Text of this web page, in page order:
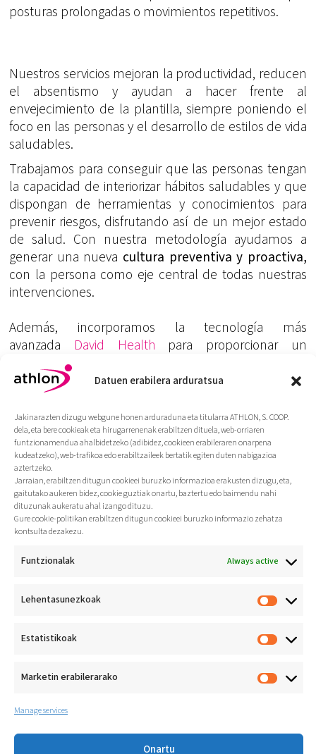
Datuen erabilera arduratsua
Jakinarazten dizugu webgune honen arduraduna eta titularra ATHLON, S. COOP.
dela, eta bere cookieak eta hirugarrenenak erabiltzen dituela, web-orriaren
funtzionamendua ahalbidetzeko (adibidez, cookieen erabileraren onarpena
kudeatzeko), web-trafikoa edo erabiltzaileek bertatik egiten duten nabigazioa
aztertzeko.
Jarraian, erabiltzen ditugun cookieei buruzko informazioa erakusten dizugu, eta,
gaitutako aukeren bidez, cookie guztiak onartu, baztertu edo baimendu nahi
dituzunak aukeratu ahal izango dituzu.
Gure cookie-politikan erabiltzen ditugun cookieei buruzko informazio zehatza
kontsulta dezakezu.
Funtzionalak Always active
Lehentasunezkoak
Estatistikoak
Marketin erabilerarako
Manage services
Onartu
posturas prolongadas o movimientos repetitivos.
Nuestros servicios mejoran la productividad, reducen
el absentismo y ayudan a hacer frente al
envejecimiento de la plantilla, siempre poniendo el
foco en las personas y el desarrollo de estilos de vida
saludables.
Trabajamos para conseguir que las personas tengan
la capacidad de interiorizar hábitos saludables y que
dispongan de herramientas y conocimientos para
prevenir riesgos, disfrutando así de un mejor estado
de salud. Con nuestra metodología ayudamos a
generar una nueva cultura preventiva y proactiva,
con la persona como eje central de todas nuestras
intervenciones.
Además, incorporamos la tecnología más
avanzada David Health para proporcionar un
tratamiento individualizado, que proporcione
resultados medidos y obtenga datos para la toma de
decisiones.
MiniCLINICSes EL FUTURO DE LA SALUD EN LA
EMPRESA.
osasungarri gisa
Loramendi 4
20500 Arrasate (Gipuzkoa)